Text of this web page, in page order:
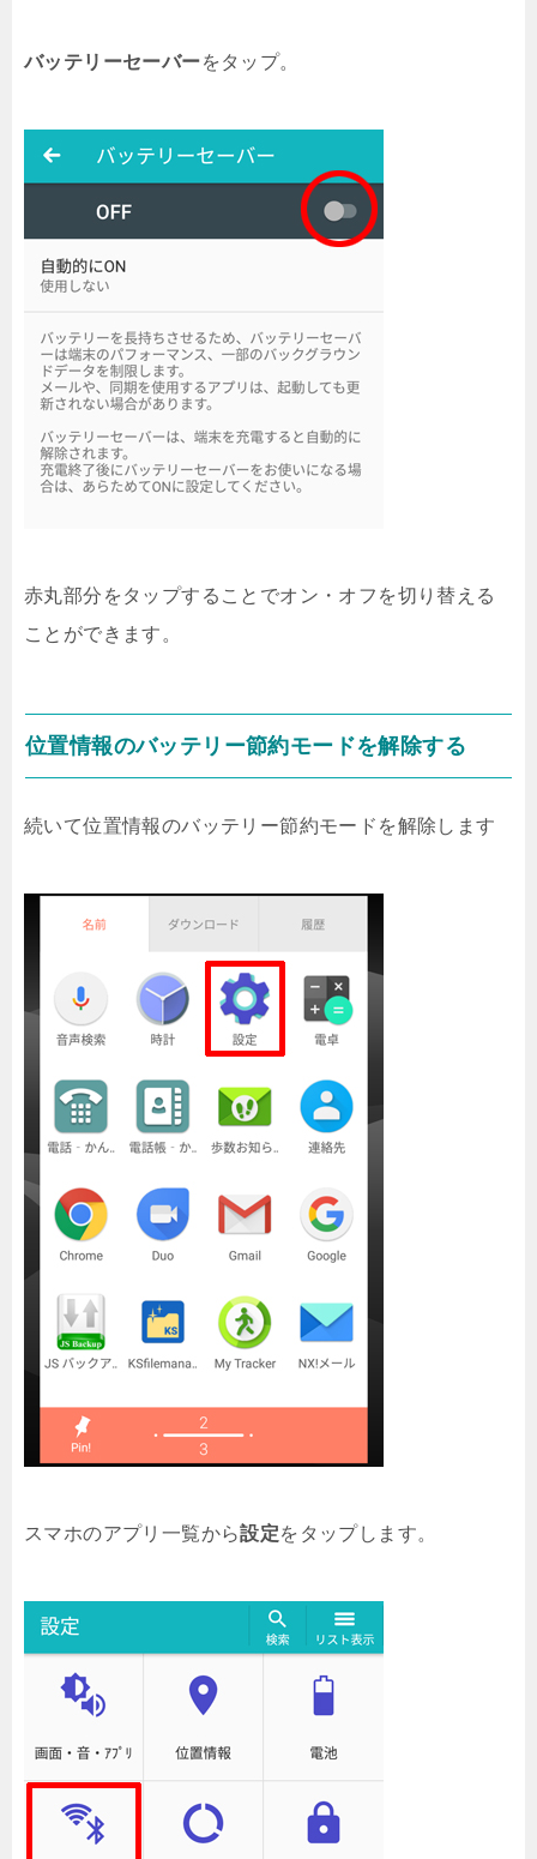
バッテリーセーバーをタップ。
赤丸部分をタップすることでオン・オフを切り替える
ことができます。
位置情報のバッテリー節約モードを解除する
続いて位置情報のバッテリー節約モードを解除します
スマホのアプリ一覧から設定をタップします。